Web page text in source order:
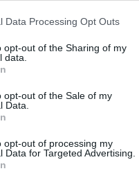
Data Processing Opt Outs
opt-out of the Sharing of my
data.
opt-out of the Sale of my
Data.
opt-out of processing my
Data for Targeted Advertising.
35 cm
TL
2